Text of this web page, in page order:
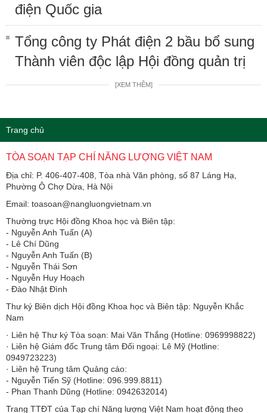
điện Quốc gia
Tổng công ty Phát điện 2 bầu bổ sung
Thành viên độc lập Hội đồng quản trị
[XEM THÊM]
Trang chủ
TÒA SOẠN TẠP CHÍ NĂNG LƯỢNG VIỆT NAM
Địa chỉ: P. 406-407-408, Tòa nhà Văn phòng, số 87 Láng Hạ,
Phường Ô Chợ Dừa, Hà Nội
Email: toasoan@nangluongvietnam.vn
Thường trực Hội đồng Khoa học và Biên tập:
​​​​​​- Nguyễn Anh Tuấn (A)
- Lê Chí Dũng
- Nguyễn Anh Tuấn (B)
- Nguyễn Thái Sơn
- Nguyễn Huy Hoạch
- Đào Nhật Đình
Thư ký Biên dịch Hội đồng Khoa học và Biên tập: Nguyễn Khắc
Nam
· Liên hệ Thư ký Tòa soạn: Mai Văn Thắng (Hotline: 0969998822)
· Liên hệ Giám đốc Trung tâm Đối ngoại: Lê Mỹ (Hotline:
0949723223)
· Liên hệ Trung tâm Quảng cáo:
- Nguyễn Tiến Sỹ (Hotline: 096.999.8811)
- Phan Thanh Dũng (Hotline: 0942632014)
Trang TTĐT của Tạp chí Năng lượng Việt Nam hoạt động theo